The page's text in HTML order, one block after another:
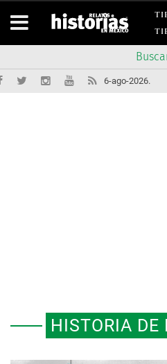
6-ago-2026.
HISTORIA DE